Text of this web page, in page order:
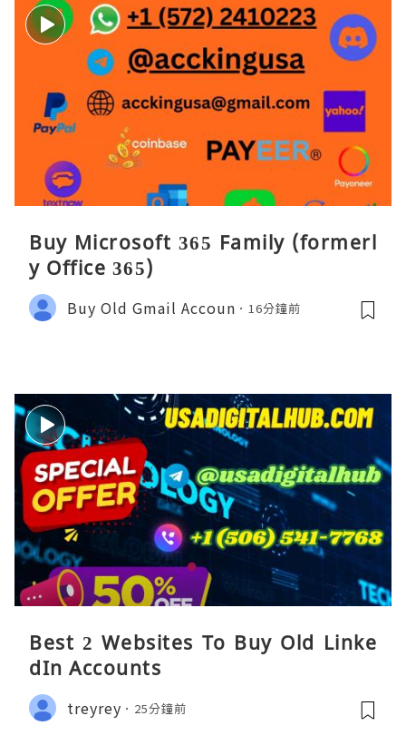
Buy Microsoft 365 Family (formerl
y Office 365)
Buy Old Gmail Accoun 16分鐘前
Best 2 Websites To Buy Old Linke
dIn Accounts
treyrey 25分鐘前